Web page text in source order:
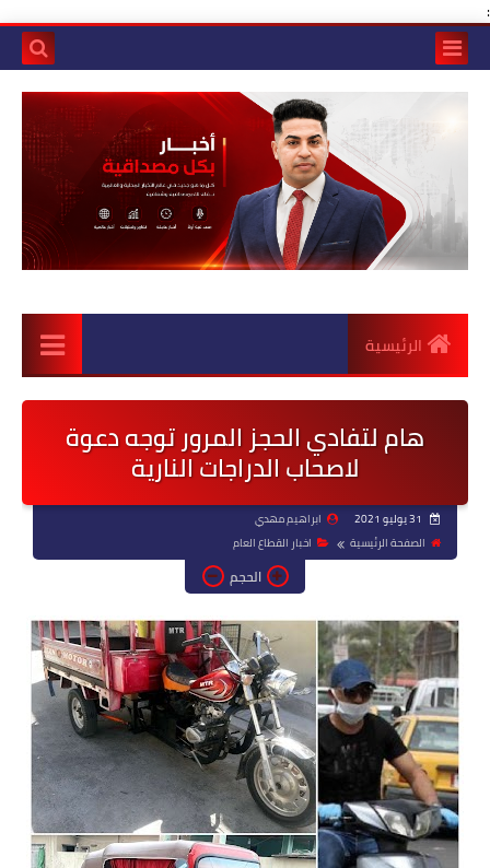
:
الرئيسية
هام لتفادي الحجز المرور توجه دعوة
لاصحاب الدراجات النارية
ابراهيم مهدي
الصفحة الرئيسية
اخبار القطاع العام
الحجم